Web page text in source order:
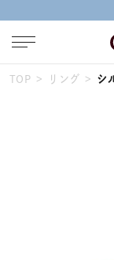
【価
TOP リング シ